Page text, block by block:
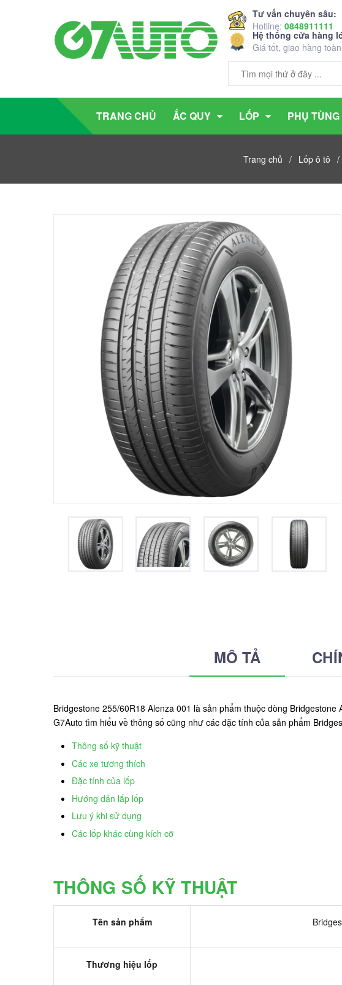
Tư vấn chuyên sâu:
Hotline: 0848911111
Hệ thống cửa hàng
Giá tốt, giao hàng
TRANG CHỦ ẮC QUY LỐP PHỤ
Trang chủ / Lốp ô tô /
MÔ TẢ
Bridgestone 255/60R18 Alenza 001 là sản phẩm thuộc dòng
G7Auto tìm hiểu về thông số cũng như các đặc tính của sản phẩm
Thông số kỹ thuật
Các xe tương thích
Đặc tính của lốp
Hướng dẫn lắp lốp
Lưu ý khi sử dụng
Các lốp khác cùng kích cỡ
THÔNG SỐ KỸ THUẬT
Tên sản phẩm
Thương hiệu lốp